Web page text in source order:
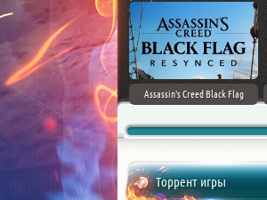
Doom: The Dark Ages
Assassin's Creed Black Flag
Торрент игры